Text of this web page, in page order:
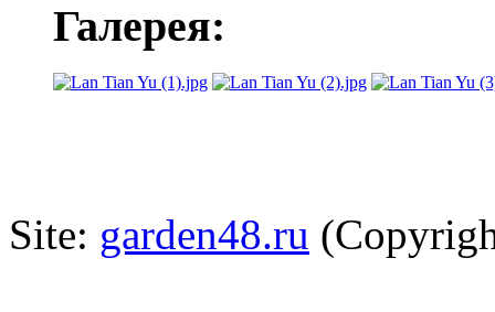
Галерея:
Site: garden48.ru